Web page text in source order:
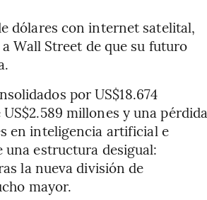
dólares con internet satelital,
Wall Street de que su futuro
por US$18.674
millones y una pérdida
en inteligencia artificial e
una estructura desigual:
la nueva división de
mayor.